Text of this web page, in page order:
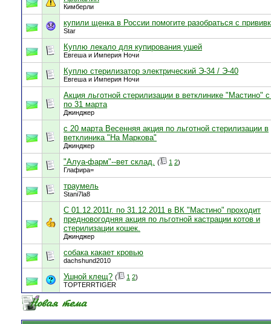
Кимберли
купили щенка в России помогите разобраться с
Star
Куплю лекало для купирования ушей
Евгеша и Империя Ночи
Куплю стерилизатор электрический Э-34 / Э-40
Евгеша и Империя Ночи
Акция льготной стерилизации в ветклинике "Мастино"
по 31 марта
Джинджер
с 20 марта Весенняя акция по льготной стерилизации в
ветклиника "На Маркова"
Джинджер
"Алуа-фарм"--вет склад. ( 1 2)
Глафира=
траумель
Stani7la8
С 01.12.2011г. по 31.12.2011 в ВК "Мастино" проходит
предновогодняя акция по льготной кастрации котов и
стерилизации кошек.
Джинджер
собака какает кровью
dachshund2010
Ушной клещ? ( 1 2)
TOPTERRTIGER